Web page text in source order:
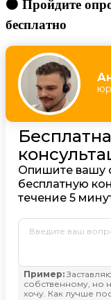
🟠 Пройдите
бесплатно